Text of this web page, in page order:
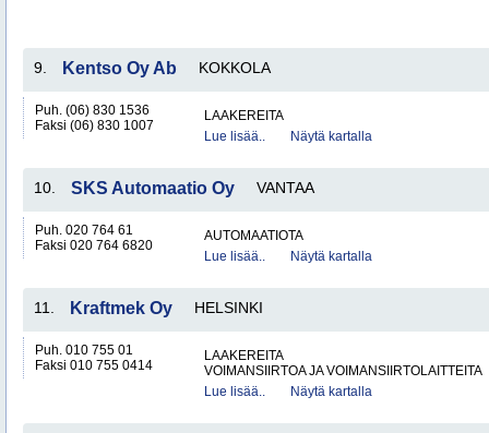
9. Kentso Oy Ab KOKKOLA
Puh. (06) 830 1536
Faksi (06) 830 1007
LAAKEREITA
Lue lisää..
Näytä kartalla
10. SKS Automaatio Oy VANTAA
Puh. 020 764 61
Faksi 020 764 6820
AUTOMAATIOTA
Lue lisää..
Näytä kartalla
11. Kraftmek Oy HELSINKI
Puh. 010 755 01
Faksi 010 755 0414
LAAKEREITA
VOIMANSIIRTOA JA VOIMANSIIRTOLAITTEITA
Lue lisää..
Näytä kartalla